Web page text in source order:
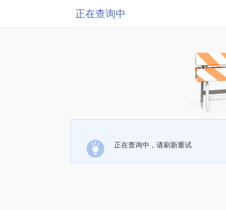
正在查询中
正在查询中，请刷新重试